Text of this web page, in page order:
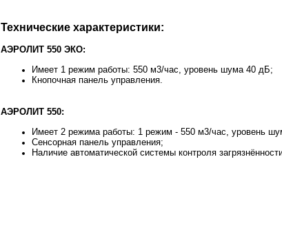
Технические характеристики:
АЭРОЛИТ 550 ЭКО:
Имеет 1 режим работы: 550 м3/час, уровень шума 40 дБ;
Кнопочная панель управления.
АЭРОЛИТ 550:
Имеет 2 режима работы: 1 режим - 550 м3/час, уровень
Сенсорная панель управления;
Наличие автоматической системы контроля